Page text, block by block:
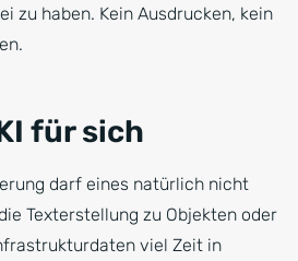
zu haben. Kein Ausdrucken, kein
für sich
darf eines natürlich nicht
Texterstellung zu Objekten oder
viel Zeit in